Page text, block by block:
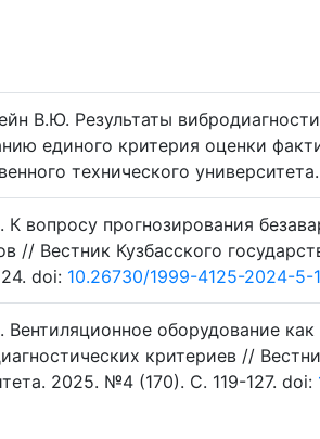
В.Ю. Результаты
единого критерия оценки
технического
вопросу прогнозирования
// Вестник Кузбасского
doi: 10.26730/1999-4125-2024-5-
Вентиляционное оборудование
критериев //
2025. №4 (170). C. 119-127. doi: